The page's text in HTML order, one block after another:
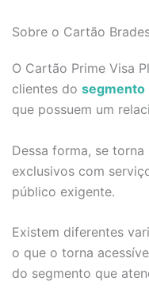
Sobre o Cartão
O Cartão Prime Visa
clientes do segmento
que possuem um
Dessa forma, se
exclusivos com
público exigente.
Existem diferentes
o que o torna
do segmento que